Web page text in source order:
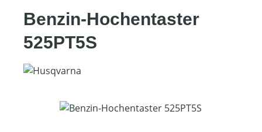
Benzin-Hochentaster
525PT5S
Bildergalerie überspringen